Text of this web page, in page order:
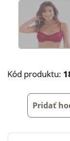
Kód produktu:
Pridať